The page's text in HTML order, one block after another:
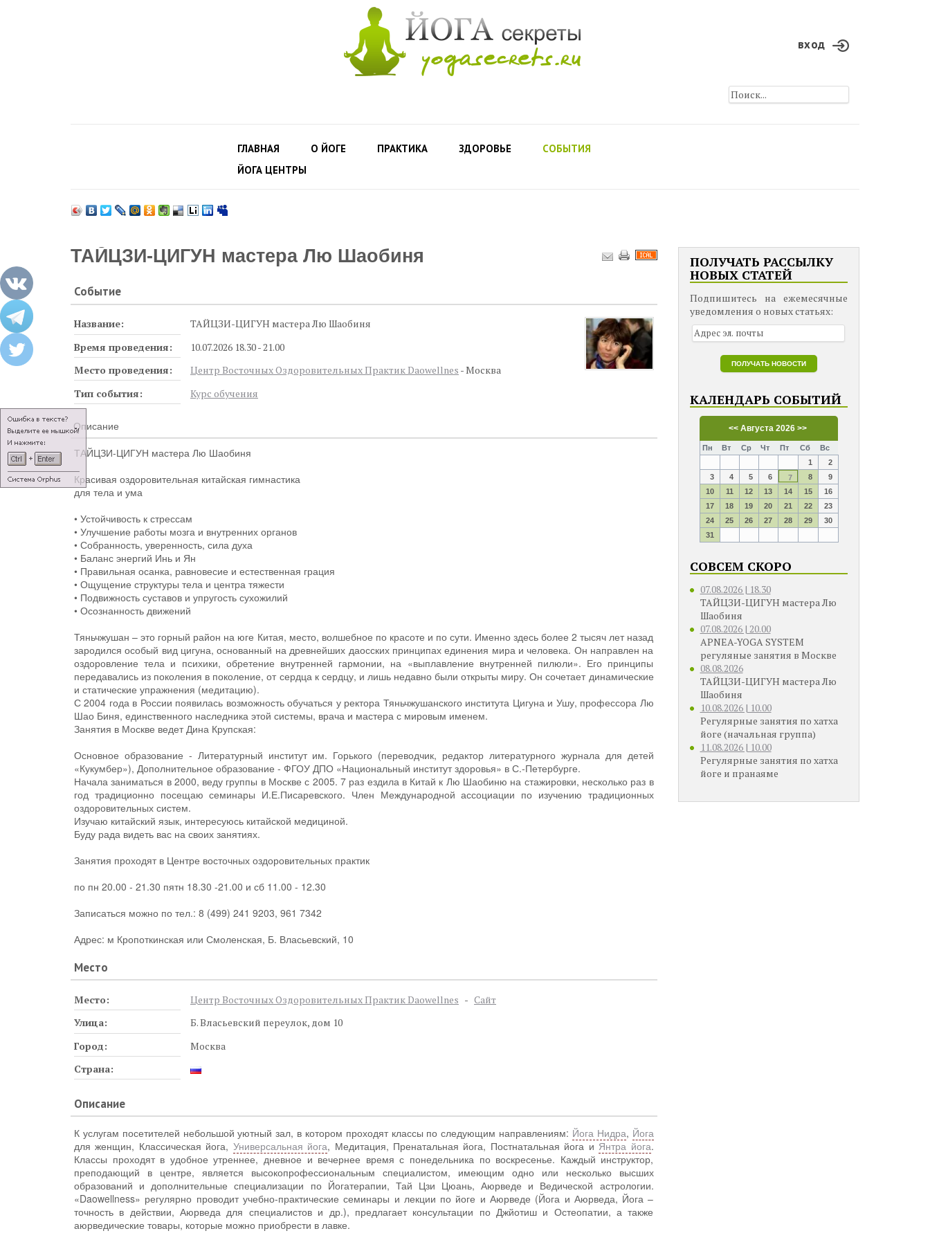
вход
ГЛАВНАЯ О ЙОГЕ ПРАКТИКА ЗДОРОВЬЕ
СОБЫТИЯ
ЙОГА ЦЕНТРЫ
ТАЙЦЗИ-ЦИГУН мастера Лю Шаобиня
Событие
Название:
ТАЙЦЗИ-ЦИГУН мастера Лю Шаобиня
Время проведения:
10.07.2026 18.30 - 21.00
Место проведения:
Центр Восточных Оздоровительных Практик Daowellnes - Москва
Тип события:
Курс обучения
Описание
ТАЙЦЗИ-ЦИГУН мастера Лю Шаобиня
Красивая оздоровительная китайская гимнастика
для тела и ума
• Устойчивость к стрессам
• Улучшение работы мозга и внутренних органов
• Собранность, уверенность, сила духа
• Баланс энергий Инь и Ян
• Правильная осанка, равновесие и естественная грация
• Ощущение структуры тела и центра тяжести
• Подвижность суставов и упругость сухожилий
• Осознанность движений
Тяньчжушан – это горный район на юге Китая, место, волшебное по красоте и по сути. Именно здесь более 2 тысяч лет назад
зародился особый вид цигуна, основанный на древнейших даосских принципах единения мира и человека. Он направлен на
оздоровление тела и психики, обретение внутренней гармонии, на «выплавление внутренней пилюли». Его принципы
передавались из поколения в поколение, от сердца к сердцу, и лишь недавно были открыты миру. Он сочетает динамические
и статические упражнения (медитацию).
С 2004 года в России появилась возможность обучаться у ректора Тяньчжушанского института Цигуна и Ушу, профессора Лю
Шао Биня, единственного наследника этой системы, врача и мастера с мировым именем.
Занятия в Москве ведет Дина Крупская:
Основное образование - Литературный институт им. Горького (переводчик, редактор литературного журнала для детей
«Кукумбер»), Дополнительное образование - ФГОУ ДПО «Национальный институт здоровья» в С.-Петербурге.
Начала заниматься в 2000, веду группы в Москве с 2005. 7 раз ездила в Китай к Лю Шаобиню на стажировки, несколько раз в
год традиционно посещаю семинары И.Е.Писаревского. Член Международной ассоциации по изучению традиционных
оздоровительных систем.
Изучаю китайский язык, интересуюсь китайской медициной.
Буду рада видеть вас на своих занятиях.
Занятия проходят в Центре восточных оздоровительных практик
по пн 20.00 - 21.30 пятн 18.30 -21.00 и сб 11.00 - 12.30
Записаться можно по тел.: 8 (499) 241 9203, 961 7342
Адрес: м Кропоткинская или Смоленская, Б. Власьевский, 10
Место
Место: Центр Восточных Оздоровительных Практик Daowellnes - Сайт
Улица:
Б. Власьевский переулок, дом 10
Город:
Москва
Страна:
Описание
К услугам посетителей небольшой уютный зал, в котором проходят классы по следующим направлениям: Йога Нидра, Йога
для женщин, Классическая йога, Универсальная йога, Медитация, Пренатальная йога, Постнатальная йога и Янтра йога.
Классы проходят в удобное утреннее, дневное и вечернее время с понедельника по воскресенье. Каждый инструктор,
преподающий в центре, является высокопрофессиональным специалистом, имеющим одно или несколько высших
образований и дополнительные специализации по Йогатерапии, Тай Цзи Цюань, Аюрведе и Ведической астрологии.
«Daowellness» регулярно проводит учебно-практические семинары и лекции по йоге и Аюрведе (Йога и Аюрведа, Йога –
точность в действии, Аюрведа для специалистов и др.), предлагает консультации по Джйотиш и Остеопатии, а также
аюрведические товары, которые можно приобрести в лавке.
ПОЛУЧАТЬ РАССЫЛКУ
НОВЫХ СТАТЕЙ
Подпишитесь на ежемесячные
уведомления о новых статьях:
КАЛЕНДАРЬ СОБЫТИЙ
<< Августа 2026>>
Пн Вт Ср Чт Пт Сб
Вс
1
2
3
4 5 6 7 8
9
10
11 12 13 14 15
16
17
18 19 20 21 22
23
24
25 26 27 28 29
30
31
СОВСЕМ СКОРО
07.08.2026 | 18.30
ТАЙЦЗИ-ЦИГУН мастера Лю
Шаобиня
07.08.2026 | 20.00
APNEA-YOGA SYSTEM
регуляные занятия в Москве
08.08.2026
ТАЙЦЗИ-ЦИГУН мастера Лю
Шаобиня
10.08.2026 | 10.00
Регулярные занятия по хатха
йоге (начальная группа)
11.08.2026 | 10.00
Регулярные занятия по хатха
йоге и пранаяме